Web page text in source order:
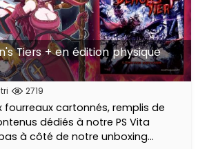
Tiers + en édition physique
2719
cartonnés, remplis de
dédiés à notre PS Vita
à côté de notre unboxing...